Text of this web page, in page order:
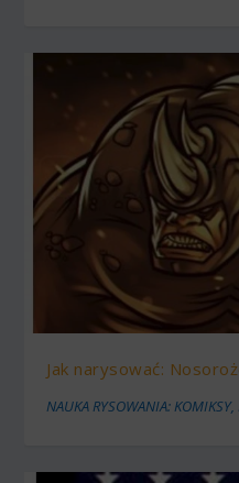
Jak narysować:
NAUKA RYSOWANIA: KOMIKSY,